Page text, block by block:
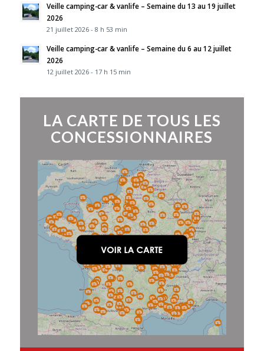
Veille camping-car & vanlife – Semaine du 13 au 19 juillet
2026
21 juillet 2026 - 8 h 53 min
Veille camping-car & vanlife – Semaine du 6 au 12 juillet
2026
12 juillet 2026 - 17 h 15 min
LA CARTE DE TOUS LES
CONCESSIONNAIRES